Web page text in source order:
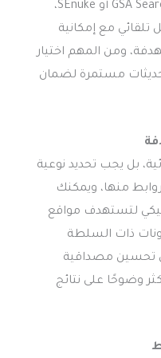
المعروفة مثل GSA Search Engine Ranker أو SEnuke،
تلقائي مع إمكانية
ومن المهم اختيار
مستمرة لضمان
بل يجب تحديد نوعية
منها، ويمكنك
لتستهدف مواقع
ذات السلطة
تحسين مصداقية
وضوحًا على نتائج